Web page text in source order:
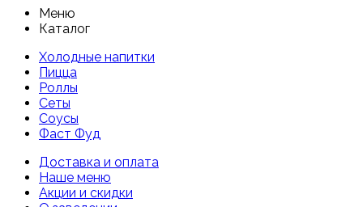
Меню
Каталог
Холодные напитки
Пицца
Роллы
Сеты
Соусы
Фаст Фуд
Доставка и оплата
Наше меню
Акции и скидки